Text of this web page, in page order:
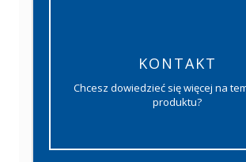
KONTAKT
Chcesz dowiedzieć się więcej na
produktu?